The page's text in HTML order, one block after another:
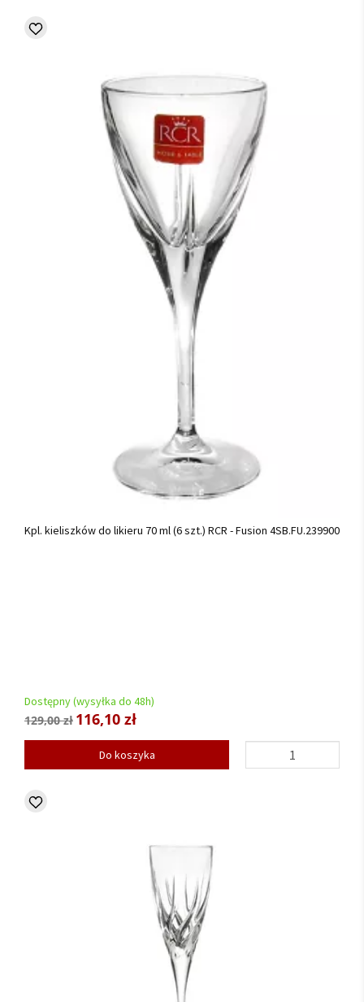
Kpl. kieliszków do likieru 70 ml (6 szt.) RCR - Fusion 4SB.FU.239900
Dostępny (wysyłka do 48h)
129,00 zł 116,10 zł
Do koszyka